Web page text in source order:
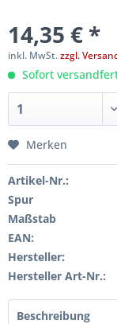
14,35 € *
inkl. MwSt.zzgl.
Sofort
Merken
Artikel-Nr.:
Spur
Maßstab
EAN:
Hersteller:
Hersteller Art-Nr.:
Beschreibung